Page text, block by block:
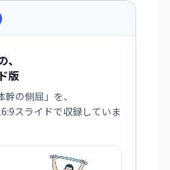
版
幹の側屈 」を、
スライドで収録していま